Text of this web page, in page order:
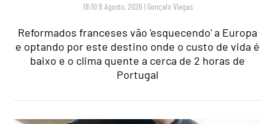
18:10 8 Agosto, 2026 | Gonçalo Viegas
Reformados franceses vão 'esquecendo' a Europa
e optando por este destino onde o custo de vida é
baixo e o clima quente a cerca de 2 horas de
Portugal